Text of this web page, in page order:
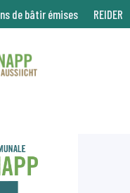
de bâtir émises REIDER